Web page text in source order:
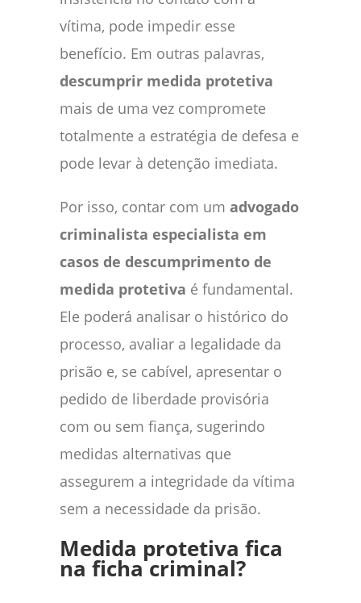
vítima, pode impedir esse
benefício. Em outras palavras,
descumprir medida protetiva
mais de uma vez compromete
totalmente a estratégia de defesa e
pode levar à detenção imediata.
Por isso, contar com um advogado
criminalista especialista em
casos de descumprimento de
medida protetiva é fundamental.
Ele poderá analisar o histórico do
processo, avaliar a legalidade da
prisão e, se cabível, apresentar o
pedido de liberdade provisória
com ou sem fiança, sugerindo
medidas alternativas que
assegurem a integridade da vítima
sem a necessidade da prisão.
Medida protetiva fica
na ficha criminal?